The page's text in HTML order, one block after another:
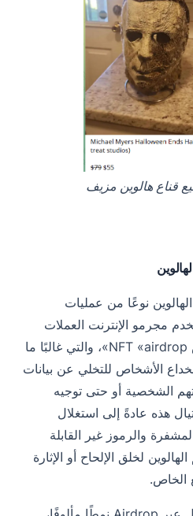
قناع هالوين مزيف
نوعًا من عمليات
مجرمو الإنترنت العملات
المشفرة المزيفة أو عروض NFT «airdrop»، والتي غالبًا ما
الأشخاص للتخلي عن بيانات
الشخصية أو حتى توجيه
هذه عادةً إلى استغلال
والرموز غير القابلة
لخلق الإلحاح أو الإثارة
الخاص.